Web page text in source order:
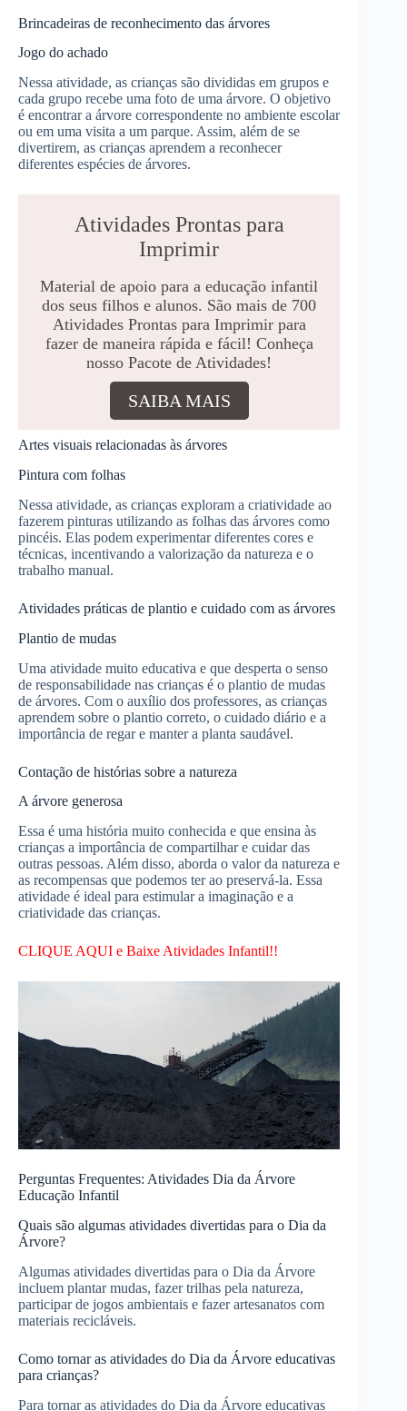
Brincadeiras de reconhecimento das árvores
Jogo do achado
Nessa atividade, as crianças são divididas em grupos e
cada grupo recebe uma foto de uma árvore. O objetivo
é encontrar a árvore correspondente no ambiente escolar
ou em uma visita a um parque. Assim, além de se
divertirem, as crianças aprendem a reconhecer
diferentes espécies de árvores.
Atividades Prontas para
Imprimir
Material de apoio para a educação infantil
dos seus filhos e alunos. São mais de 700
Atividades Prontas para Imprimir para
fazer de maneira rápida e fácil! Conheça
nosso Pacote de Atividades!
SAIBA MAIS
Artes visuais relacionadas às árvores
Pintura com folhas
Nessa atividade, as crianças exploram a criatividade ao
fazerem pinturas utilizando as folhas das árvores como
pincéis. Elas podem experimentar diferentes cores e
técnicas, incentivando a valorização da natureza e o
trabalho manual.
Atividades práticas de plantio e cuidado com as árvores
Plantio de mudas
Uma atividade muito educativa e que desperta o senso
de responsabilidade nas crianças é o plantio de mudas
de árvores. Com o auxílio dos professores, as crianças
aprendem sobre o plantio correto, o cuidado diário e a
importância de regar e manter a planta saudável.
Contação de histórias sobre a natureza
A árvore generosa
Essa é uma história muito conhecida e que ensina às
crianças a importância de compartilhar e cuidar das
outras pessoas. Além disso, aborda o valor da natureza e
as recompensas que podemos ter ao preservá-la. Essa
atividade é ideal para estimular a imaginação e a
criatividade das crianças.
CLIQUE AQUI e Baixe Atividades Infantil!!
Perguntas Frequentes: Atividades Dia da Árvore
Educação Infantil
Quais são algumas atividades divertidas para o Dia da
Árvore?
Algumas atividades divertidas para o Dia da Árvore
incluem plantar mudas, fazer trilhas pela natureza,
participar de jogos ambientais e fazer artesanatos com
materiais recicláveis.
Como tornar as atividades do Dia da Árvore educativas
para crianças?
Para tornar as atividades do Dia da Árvore educativas